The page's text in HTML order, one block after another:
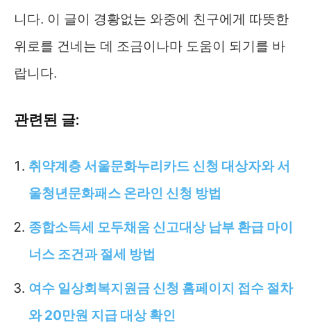
니다. 이 글이 경황없는 와중에 친구에게 따뜻한
위로를 건네는 데 조금이나마 도움이 되기를 바
랍니다.
관련된 글:
취약계층 서울문화누리카드 신청 대상자와 서
울청년문화패스 온라인 신청 방법
종합소득세 모두채움 신고대상 납부 환급 마이
너스 조건과 절세 방법
여수 일상회복지원금 신청 홈페이지 접수 절차
와 20만원 지급 대상 확인